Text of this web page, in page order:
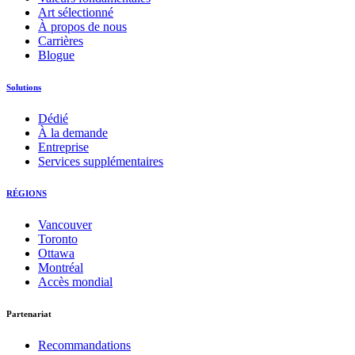
Art sélectionné
À propos de nous
Carrières
Blogue
Solutions
Dédié
À la demande
Entreprise
Services supplémentaires
RÉGIONS
Vancouver
Toronto
Ottawa
Montréal
Accès mondial
Partenariat
Recommandations